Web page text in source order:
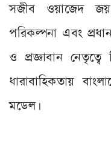
সজীব ওয়াজেদ
পরিকল্পনা এবং
ও প্রজ্ঞাবান নেতৃত্বে
ধারাবাহিকতায়
মডেল।